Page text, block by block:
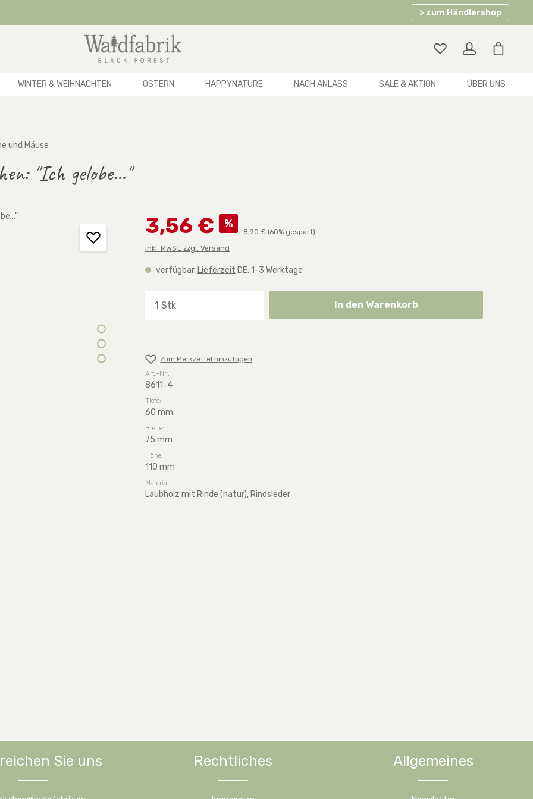
> zum Händlershop
WINTER & WEIHNACHTEN OSTERN HAPPYNATURE NACH ANLASS SALE & AKTION ÜBER UNS
und Mäuse
"Ich gelobe..."
3,56 € %
Regulärer Preis:
8,90 € (60% gespart)
inkl. MwSt. zzgl. Versand
verfügbar, Lieferzeit DE: 1-3 Werktage
Produkt Anzahl: Gib den gewünschten Wert ein oder
In den Warenkorb
Zum Merkzettel hinzufügen
Art.-Nr.:
8611-4
Tiefe:
60 mm
Breite:
75 mm
Höhe:
110 mm
Material:
Laubholz mit Rinde (natur), Rindsleder
Sie uns Rechtliches Allgemeines